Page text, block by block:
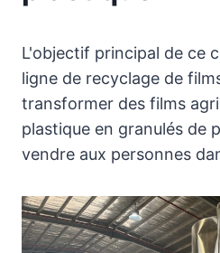
L'objectif principal de ce
ligne de recyclage de
transformer des films
plastique en granulés de
vendre aux personnes